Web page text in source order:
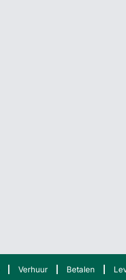
Verhuur Betalen